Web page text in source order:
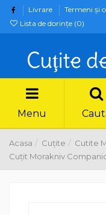
Livrare Termeni şi
Lista de dorințe (0)
Menu
Acasa Cuțite Cutite
Cuţit Morakniv